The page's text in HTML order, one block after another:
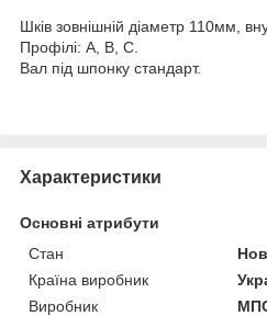
Шків зовнішній діаметр 110мм,
Профілі: А, В, С.
Вал під шпонку стандарт.
Характеристики
Основні атрибути
Стан
Країна виробник
Виробник